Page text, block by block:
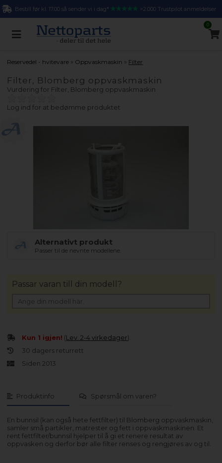
Bestill før kl. 17.00 så sender vi i dag* >2.000 Trustpilot anmeldelser
0
Reservedel - hvitevare » Oppvaskmaskin » Filter
Filter, Blomberg oppvaskmaskin
Vurdering for Filter, Blomberg oppvaskmaskin
Log ind for at bedømme produktet
Alternativt produkt
Passer til de nevnte modellene.
Produktinfo Spørsmål om varen?
En bunnsil (kan også hete fettfilter) til Blomberg oppvaskmaskin,
samler små partikler, matrester og fett i oppvaskmaskinen. Et
rent fettfilter/bunnsil hjelper til å gi et renere resultat av
oppvasken og derfor bør alle filter renses og rengjøres av og til.
Kun 1 igjen! (Lev. 2-4 virkedager).
30 dagers returrett
Siden 2013
Passar varan till din modell?